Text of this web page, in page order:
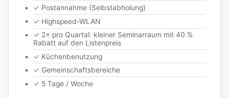
✓ Postannahme (Selbstabholung)
✓ Highspeed-WLAN
✓ 2× pro Quartal: kleiner Seminarraum mit 40 %
Rabatt auf den Listenpreis
✓ Küchenbenutzung
✓ Gemeinschaftsbereiche
✓ 5 Tage / Woche